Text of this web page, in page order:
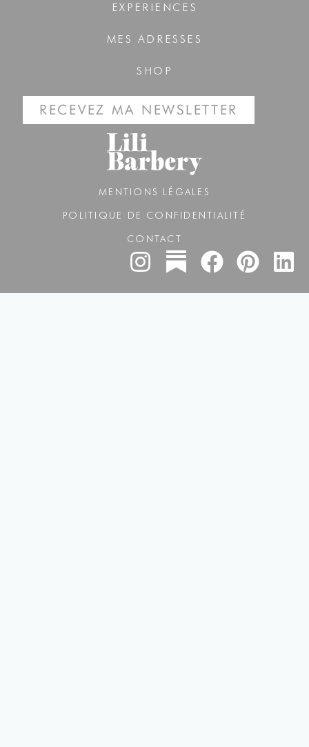
EXPERIENCES
MES ADRESSES
SHOP
RECEVEZ MA NEWSLETTER
MENTIONS LÉGALES
POLITIQUE DE CONFIDENTIALITÉ
CONTACT